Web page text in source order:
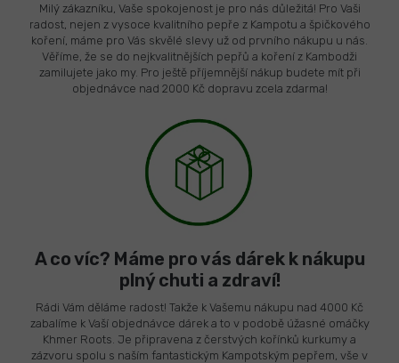
Milý zákazníku, Vaše spokojenost je pro nás důležitá! Pro Vaši
radost, nejen z vysoce kvalitního pepře z Kampotu a špičkového
koření, máme pro Vás skvělé slevy už od prvního nákupu u nás.
Věříme, že se do nejkvalitnějších pepřů a koření z Kambodži
zamilujete jako my. Pro ještě příjemnější nákup budete mít při
objednávce nad 2000 Kč dopravu zcela zdarma!
A co víc? Máme pro vás dárek k nákupu
plný chuti a zdraví!
Rádi Vám děláme radost! Takže k Vašemu nákupu nad 4000 Kč
zabalíme k Vaší objednávce dárek a to v podobě úžasné omáčky
Khmer Roots. Je připravena z čerstvých kořínků kurkumy a
zázvoru spolu s naším fantastickým Kampotským pepřem, vše v